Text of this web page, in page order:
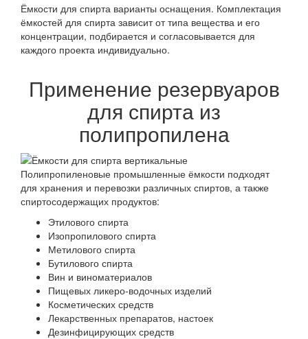
Ёмкости для спирта варианты оснащения. Комплектация
ёмкостей для спирта зависит от типа вещества и его
концентрации, подбирается и согласовывается для
каждого проекта индивидуально.
Применение резервуаров
для спирта из
полипропилена
Полипропиленовые промышленные ёмкости подходят
для хранения и перевозки различных спиртов, а также
спиртосодержащих продуктов:
Этилового спирта
Изопропилового спирта
Метилового спирта
Бутилового спирта
Вин и виноматериалов
Пищевых ликеро-водочных изделий
Косметических средств
Лекарственных препаратов, настоек
Дезинфицирующих средств